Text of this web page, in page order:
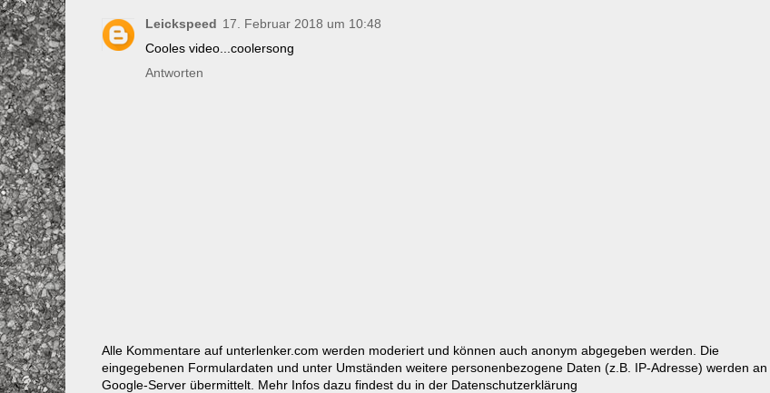
Leickspeed 17. Februar 2018 um 10:48
Cooles video...coolersong
Antworten
Alle Kommentare auf unterlenker.com werden moderiert und können auch anonym abgegeben werden. Die
eingegebenen Formulardaten und unter Umständen weitere personenbezogene Daten (z.B. IP-Adresse) werden an
Google-Server übermittelt. Mehr Infos dazu findest du in der Datenschutzerklärung